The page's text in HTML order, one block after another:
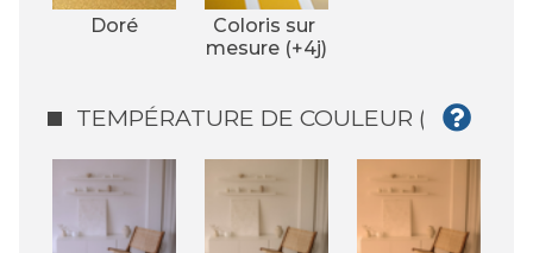
Doré
Coloris sur
mesure (+4j)
TEMPÉRATURE DE COULEUR (°K)